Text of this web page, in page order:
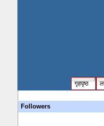
गृहपृष्ठ
Followers